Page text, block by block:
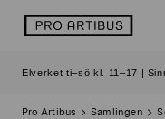
logo
Elverket ti–sö kl. 11–17 |
Pro Artibus Samlingen